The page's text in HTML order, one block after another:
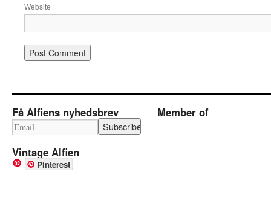
Website
Få Alfiens nyhedsbrev
Vintage Alfien
Pinterest
Member of